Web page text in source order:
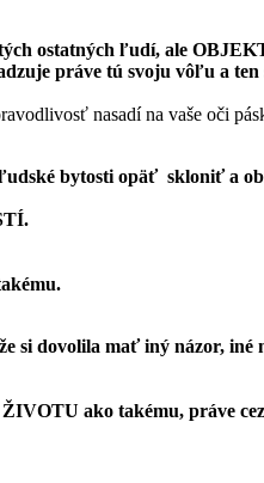
ostatných ľudí, ale
práve tú svoju vôľu a ten
nasadí na vaše oči
ľudské bytosti opäť skloniť a
si dovolila mať iný názor,
ako takému, práve